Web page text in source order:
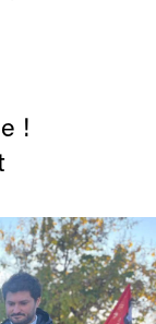
!